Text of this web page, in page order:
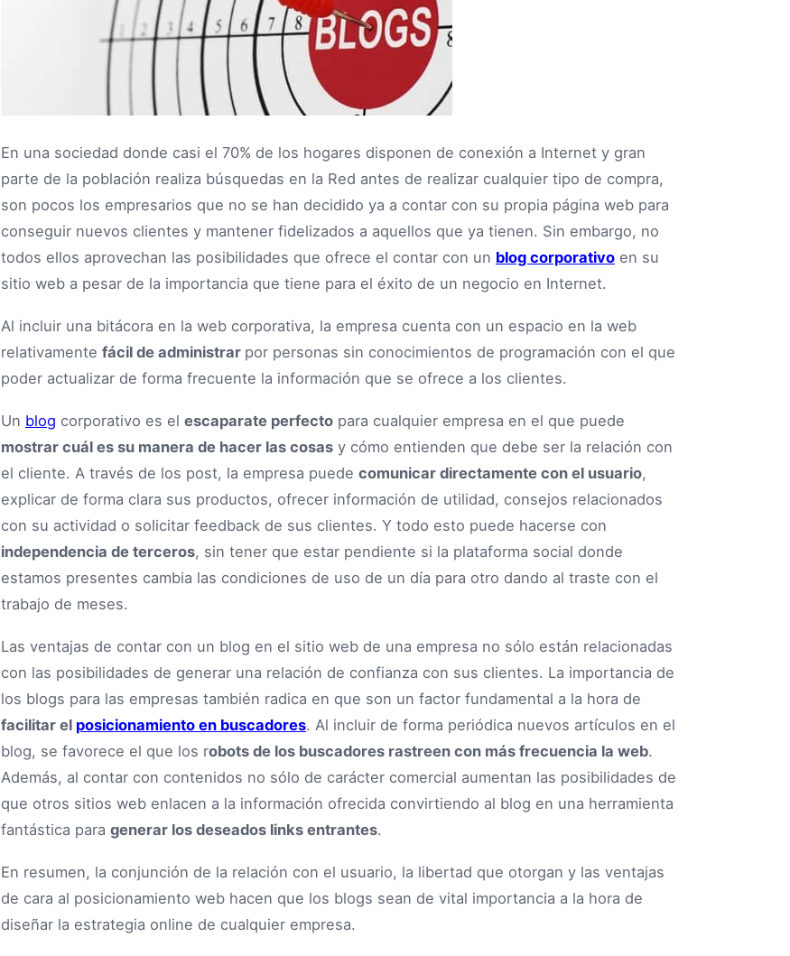
En una sociedad donde casi el 70% de los hogares disponen de conexión a Internet y gran
parte de la población realiza búsquedas en la Red antes de realizar cualquier tipo de compra,
son pocos los empresarios que no se han decidido ya a contar con su propia página web para
conseguir nuevos clientes y mantener fidelizados a aquellos que ya tienen. Sin embargo, no
todos ellos aprovechan las posibilidades que ofrece el contar con un blog corporativo en su
sitio web a pesar de la importancia que tiene para el éxito de un negocio en Internet.
Al incluir una bitácora en la web corporativa, la empresa cuenta con un espacio en la web
relativamente fácil de administrar por personas sin conocimientos de programación con el que
poder actualizar de forma frecuente la información que se ofrece a los clientes.
Un blog corporativo es el escaparate perfecto para cualquier empresa en el que puede
mostrar cuál es su manera de hacer las cosas y cómo entienden que debe ser la relación con
el cliente. A través de los post, la empresa puede comunicar directamente con el usuario,
explicar de forma clara sus productos, ofrecer información de utilidad, consejos relacionados
con su actividad o solicitar feedback de sus clientes. Y todo esto puede hacerse con
independencia de terceros, sin tener que estar pendiente si la plataforma social donde
estamos presentes cambia las condiciones de uso de un día para otro dando al traste con el
trabajo de meses.
Las ventajas de contar con un blog en el sitio web de una empresa no sólo están relacionadas
con las posibilidades de generar una relación de confianza con sus clientes. La importancia de
los blogs para las empresas también radica en que son un factor fundamental a la hora de
facilitar el posicionamiento en buscadores. Al incluir de forma periódica nuevos artículos en el
blog, se favorece el que los robots de los buscadores rastreen con más frecuencia la web.
Además, al contar con contenidos no sólo de carácter comercial aumentan las posibilidades de
que otros sitios web enlacen a la información ofrecida convirtiendo al blog en una herramienta
fantástica para generar los deseados links entrantes.
En resumen, la conjunción de la relación con el usuario, la libertad que otorgan y las ventajas
de cara al posicionamiento web hacen que los blogs sean de vital importancia a la hora de
diseñar la estrategia online de cualquier empresa.